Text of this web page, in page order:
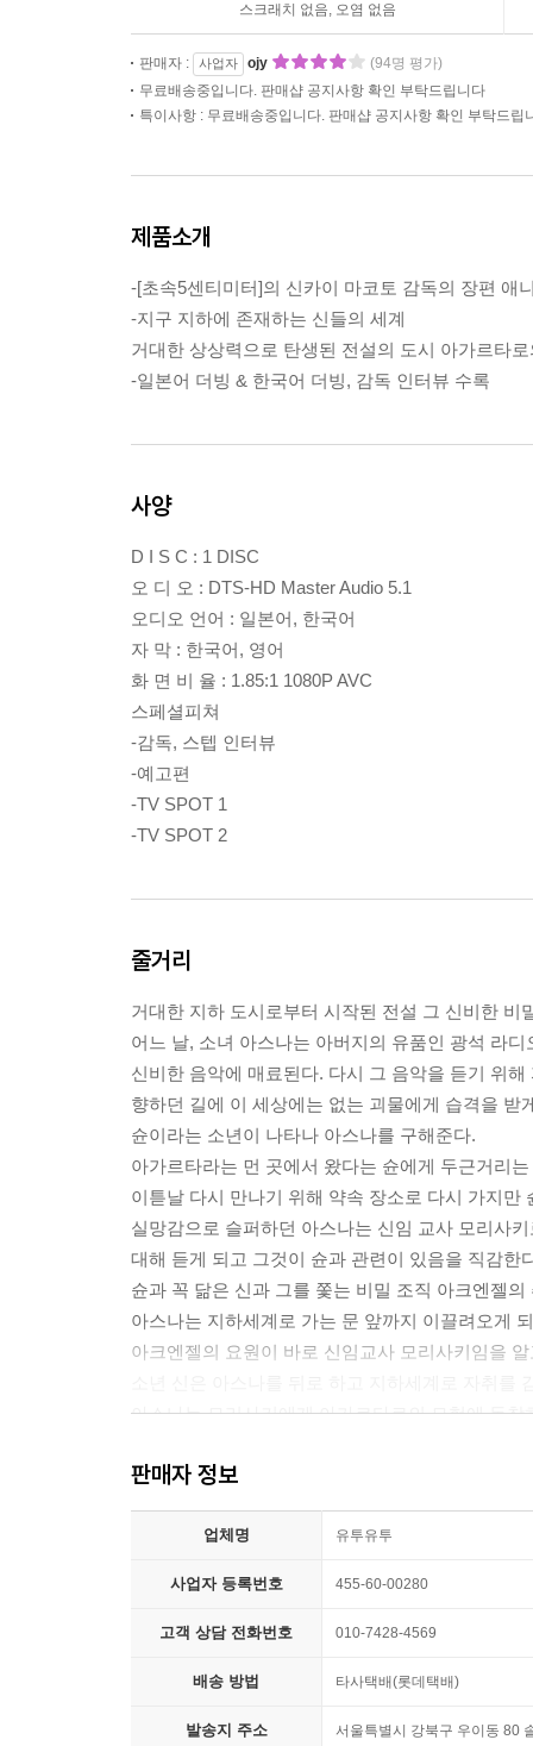
스크래치 없음, 오염 없음
판매자 : 사업자 ojy
(94명 평가)
무료배송중입니다. 판매샵 공지사항 확인 부탁드립니다
특이사항 : 무료배송중입니다. 판매샵 공지사항 확인 부탁드립
제품소개
-[초속5센티미터]의 신카이 마코토 감독의 장편 애
-지구 지하에 존재하는 신들의 세계
거대한 상상력으로 탄생된 전설의 도시 아가르타
-일본어 더빙 & 한국어 더빙, 감독 인터뷰 수록
사양
D I S C : 1 DISC
오 디 오 : DTS-HD Master Audio 5.1
오디오 언어 : 일본어, 한국어
자 막 : 한국어, 영어
화 면 비 율 : 1.85:1 1080P AVC
스페셜피쳐
-감독, 스텝 인터뷰
-예고편
-TV SPOT 1
-TV SPOT 2
줄거리
거대한 지하 도시로부터 시작된 전설 그 신비한 비
어느 날, 소녀 아스나는 아버지의 유품인 광석 라
신비한 음악에 매료된다. 다시 그 음악을 듣기 위
향하던 길에 이 세상에는 없는 괴물에게 습격을 받
슌이라는 소년이 나타나 아스나를 구해준다.
아가르타라는 먼 곳에서 왔다는 슌에게 두근거리
이튿날 다시 만나기 위해 약속 장소로 다시 가지만
실망감으로 슬퍼하던 아스나는 신임 교사 모리사
대해 듣게 되고 그것이 슌과 관련이 있음을 직감한
슌과 꼭 닮은 신과 그를 쫓는 비밀 조직 아크엔젤
아스나는 지하세계로 가는 문 앞까지 이끌려오게
아크엔젤의 요원이 바로 신임교사 모리사키임을
아스나는 모리사키에게 아가르타로의 모험에 동
그리고, 그들이 간절히 바라는 소원은 과연 무엇일
판매자 정보
업체명 유투유투
사업자 등록번호 455-60-00280
고객 상담 전화번호 010-7428-4569
배송 방법 타사택배(롯데택배)
발송지 주소 서울특별시 강북구 우이동 80